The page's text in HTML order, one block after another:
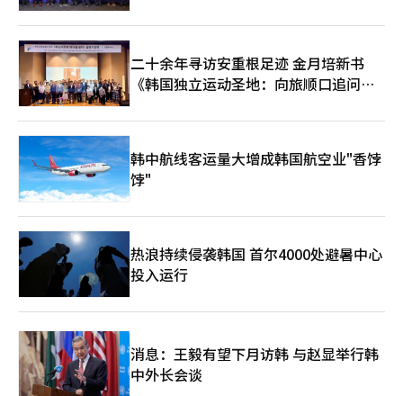
二十余年寻访安重根足迹 金月培新书
《韩国独立运动圣地：向旅顺口追问历
韩中航线客运量大增成韩国航空业"香饽
饽"
热浪持续侵袭韩国 首尔4000处避暑中心
投入运行
消息：王毅有望下月访韩 与赵显举行韩
中外长会谈